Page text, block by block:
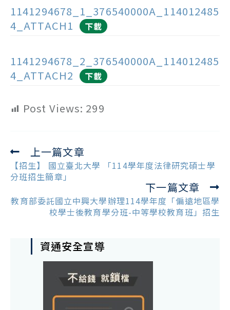
1141294678_1_376540000A_114012485
4_ATTACH1
下載
1141294678_2_376540000A_114012485
4_ATTACH2
下載
Post Views: 299
Read
more
articles
上一篇文章
【招生】 國立臺北大學 「114學年度法律研究碩士學
分班招生簡章」
下一篇文章
教育部委託國立中興大學辦理114學年度「偏遠地區學
校學士後教育學分班-中等學校教育班」招生
資通安全宣導